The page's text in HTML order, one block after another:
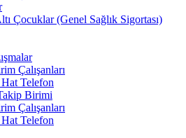
Çocuklar (Genel Sağlık Sigortası)
Çalışanları
Telefon
Birimi
Çalışanları
Telefon